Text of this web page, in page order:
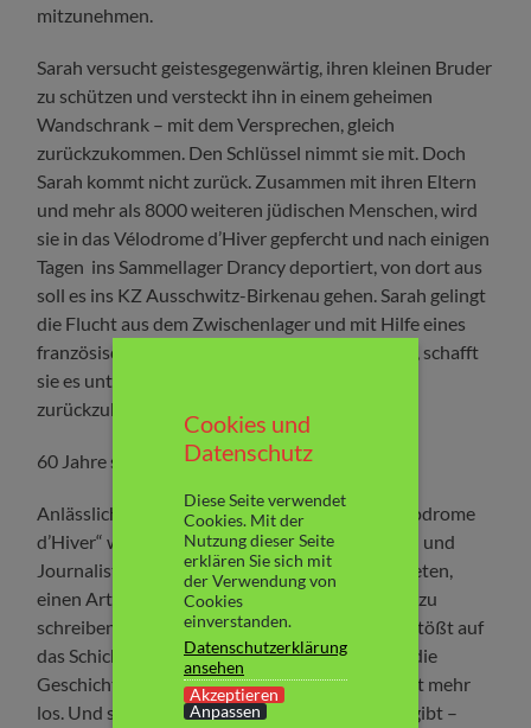
mitzunehmen.
Sarah versucht geistesgegenwärtig, ihren kleinen Bruder
zu schützen und versteckt ihn in einem geheimen
Wandschrank – mit dem Versprechen, gleich
zurückzukommen. Den Schlüssel nimmt sie mit. Doch
Sarah kommt nicht zurück. Zusammen mit ihren Eltern
und mehr als 8000 weiteren jüdischen Menschen, wird
sie in das Vélodrome d’Hiver gepfercht und nach einigen
Tagen ins Sammellager Drancy deportiert, von dort aus
soll es ins KZ Ausschwitz-Birkenau gehen. Sarah gelingt
die Flucht aus dem Zwischenlager und mit Hilfe eines
französischen Bauernpaares, dass sie versteckt, schafft
sie es unter großen Gefahren, nach Paris
zurückzukehren….
60 Jahre später ….
Anlässlich des 60. Jahrestags des „Rafle du Vélodrome
d’Hiver“ wird die in Paris lebende Amerikanerin und
Journalistin Julia Jarmond von ihrem Chef gebeten,
einen Artikel über das damalige Zeitgeschehen zu
schreiben. Julia fängt an zu recherchieren und stößt auf
das Schicksal der kleinen Sarah Starzynski und die
Geschichte des kleinen Mädchens lässt sie nicht mehr
los. Und sie entdeckt, dass es eine Verbindung gibt –
Cookies und
Datenschutz
Diese Seite verwendet
Cookies. Mit der
Nutzung dieser Seite
erklären Sie sich mit
der Verwendung von
Cookies
einverstanden.
Datenschutzerklärung
ansehen
Akzeptieren
Anpassen